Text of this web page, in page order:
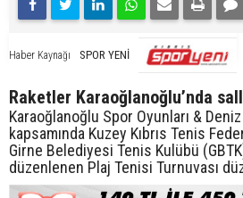
Haber Kaynağı SPOR YENİ
Raketler Karaoğlanoğlu’nda
Karaoğlanoğlu Spor Oyunları &
kapsamında Kuzey Kıbrıs Tenis
Girne Belediyesi Tenis Kulübü
düzenlenen Plaj Tenisi Turnuvası